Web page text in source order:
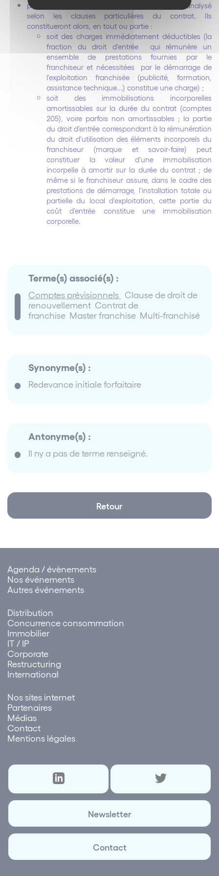
pour le distributeur, le droit d’entrée doit être analysé
selon les clauses particulières du contrat. Ils
constitueront alors, en tout ou partie :
soit des charges immédiatement déductibles (la
fraction du droit d'entrée qui rémunère un
ensemble de prestations fournies par le
franchiseur et nécessitées par le démarrage de
l'exploitation franchisée (publicité, formation,
assistance technique...) constitue une charge) ;
soit des immobilisations incorporelles
amortissables sur la durée du contrat (comptes
205), voire parfois non amortissables ; la partie
du droit d'entrée correspondant à la rémunération
du droit d'utilisation des éléments incorporels du
franchiseur (marque et savoir-faire) peut
constituer la valeur d'une immobilisation
incorpelle à amortir sur la durée du contrat ; de
même si le franchiseur assure, dans le cadre des
prestations de démarrage, l'installation totale ou
partielle du local d'exploitation, cette partie du
coût d'entrée constitue une immobilisation
corporelle.
Terme(s) associé(s) :
Comptes prévisionnels
Clause de droit de
renouvellement Contrat de
franchise Master franchise Multi-franchisé
Synonyme(s) :
Redevance initiale forfaitaire
Antonyme(s) :
Il ny a pas de terme renseigné.
Retour
Agenda / évènements
Nos événements
Autres événements
Distribution
Concurrence consommation
Immobilier
IT / IP
Corporate
Restructuring
International
Nos sites internet
Partenaires
Médias
Contact
Mentions légales
Newsletter
Contact